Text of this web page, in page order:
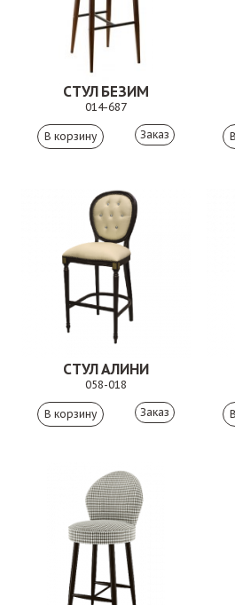
СТУЛ БЕЗИМ
014-687
Заказ
СТУЛ АЛИНИ
058-018
Заказ